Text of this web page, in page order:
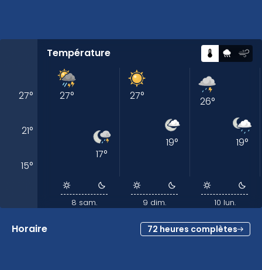
27°
21°
15°
Température
27°
17°
8 sam.
27°
19°
9 dim.
26°
19°
10 lun.
Horaire 72 heures complètes